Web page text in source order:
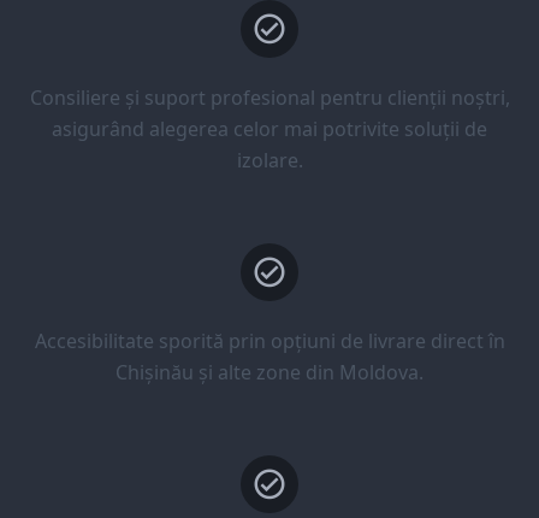
Consiliere și suport profesional pentru clienții noștri,
asigurând alegerea celor mai potrivite soluții de
izolare.
Accesibilitate sporită prin opțiuni de livrare direct în
Chișinău și alte zone din Moldova.